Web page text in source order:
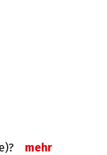
mehr